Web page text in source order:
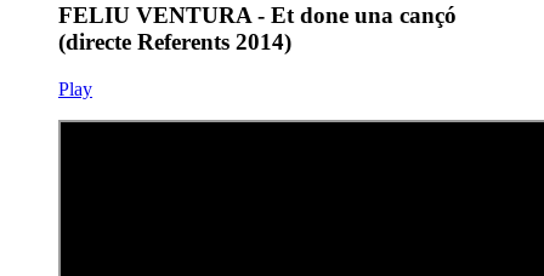
FELIU VENTURA - Et done una cançó
(directe Referents 2014)
Play